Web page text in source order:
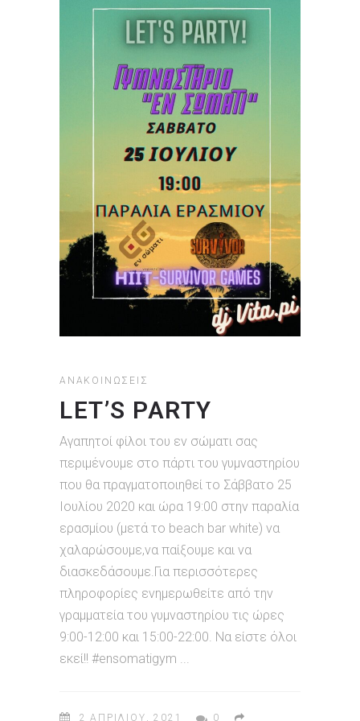
ΑΝΑΚΟΙΝΏΣΕΙΣ
LET’S PARTY
Αγαπητοί φίλοι του εν σώματι σας
περιμένουμε στο πάρτι του γυμναστηρίου
που θα πραγματοποιηθεί το Σάββατο 25
Ιουλίου 2020 και ώρα 19:00 στην παραλία
ερασμίου (μετά το beach bar white) να
χαλαρώσουμε,να παίξουμε και να
διασκεδάσουμε.Για περισσότερες
πληροφορίες ενημερωθείτε από την
γραμματεία του γυμναστηρίου τις ώρες
9:00-12:00 και 15:00-22:00. Να είστε όλοι
εκεί!! #ensomatigym
2 ΑΠΡΙΛΊΟΥ, 2021 0